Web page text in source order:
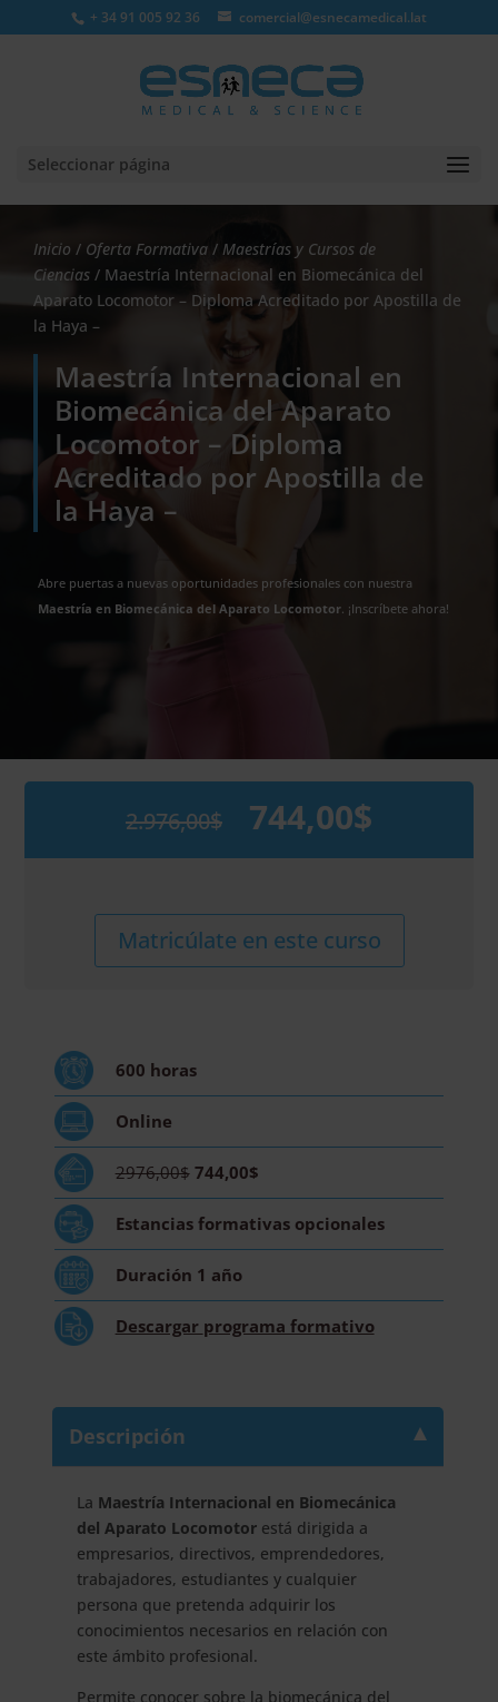
+ 34 91 005 92 36 comercial@esnecamedical.lat
Seleccionar página
Inicio / Oferta Formativa / Maestrías y Cursos de
Ciencias / Maestría Internacional en Biomecánica del
Aparato Locomotor – Diploma Acreditado por Apostilla de
la Haya –
Maestría Internacional en
Biomecánica del Aparato
Locomotor – Diploma
Acreditado por Apostilla de
la Haya –
Abre puertas a nuevas oportunidades profesionales con nuestra
Maestría en Biomecánica del Aparato Locomotor. ¡Inscríbete ahora!
2.976,00$
2.976,00$.
744,00$
744,00$.
Internacional
Locomotor
Diploma
por
de
Haya
cantidad
Matricúlate en este curso
600 horas
Online
2976,00$ 744,00$
Estancias formativas opcionales
Duración 1 año
Descargar programa formativo
Descripción
La Maestría Internacional en Biomecánica
del Aparato Locomotorestá dirigida a
empresarios, directivos, emprendedores,
trabajadores, estudiantes y cualquier
persona que pretenda adquirir los
conocimientos necesarios en relación con
este ámbito profesional.
Permite conocer sobre la biomecánica del